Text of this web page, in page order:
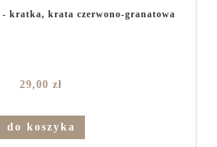
kratka, krata czerwono-granatowa
29,00 zł
do koszyka